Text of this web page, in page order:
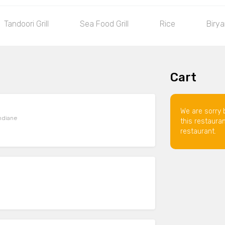
Tandoori Grill Sea Food Grill Rice
Cart
We are
this
restaurant.